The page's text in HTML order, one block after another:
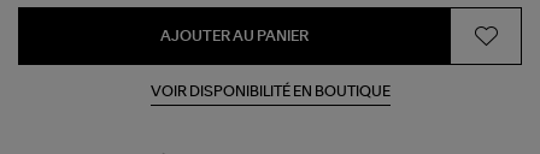
AJOUTER AU PANIER
VOIR DISPONIBILITÉ EN BOUTIQUE